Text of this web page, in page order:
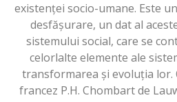
existenţei socio-umane. Este
desfăşurare, un dat al
sistemului social, care se
celorlalte elemente ale
transformarea şi evoluţia
francez P.H. Chombart de